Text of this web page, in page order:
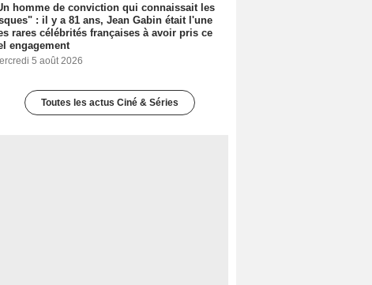
homme de conviction qui connaissait les
: il y a 81 ans, Jean Gabin était l'une
rares célébrités françaises à avoir pris ce
engagement
5 août 2026
Toutes les actus Ciné & Séries